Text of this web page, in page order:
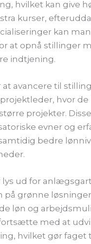
hvilket kan give
kurser,
kan
at opnå stillinger
indtjening.
avancere til
hvor de
projekter.
evner og
bedre
ud for
på grønne
løn og
med at
hvilket gør faget